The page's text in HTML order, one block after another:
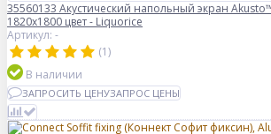
35560133 Акустический напольный экран
1820x1800 цвет - Liquorice
Артикул: -
(1)
В наличии
ЗАПРОСИТЬ ЦЕНУЗАПРОС ЦЕНЫ